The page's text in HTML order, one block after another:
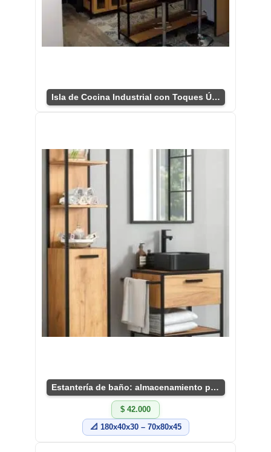
Isla de Cocina Industrial con Toques Únicos
Estantería de baño: almacenamiento práctico y chic
$ 42.000
📐 180x40x30 – 70x80x45